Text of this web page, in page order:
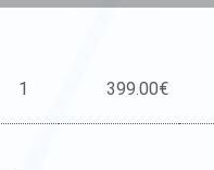
1 399.00€